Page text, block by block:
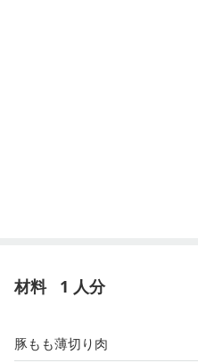
材料 1 人分
豚もも薄切り肉